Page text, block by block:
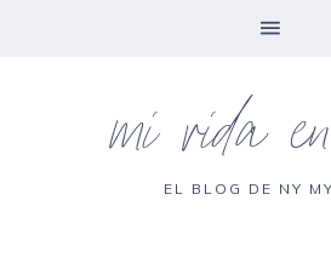
mi vida
EL BLOG DE NY